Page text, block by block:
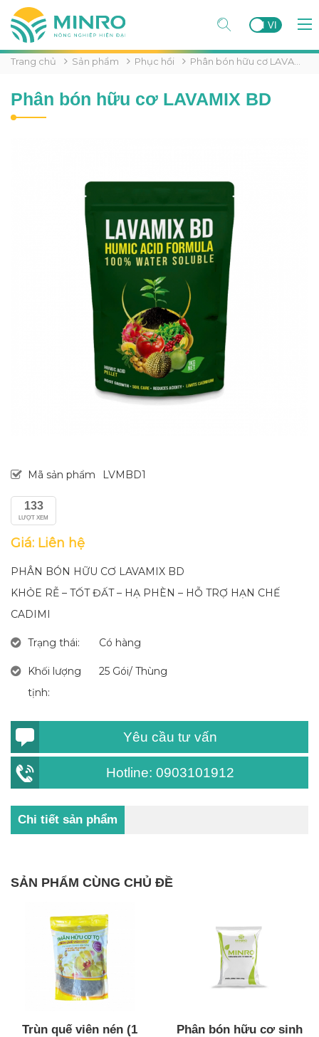
EN VI
Trang chủ Sản phẩm Phục hồi Phân bón hữu cơ LAVAMIX BD
Phân bón hữu cơ LAVAMIX BD
Mã sản phẩm LVMBD1
133
LƯỢT XEM
Giá: Liên hệ
PHÂN BÓN HỮU CƠ LAVAMIX BD
KHỎE RỄ – TỐT ĐẤT – HẠ PHÈN – HỖ TRỢ HẠN CHẾ
CADIMI
Trạng thái: Có hàng
Khối lượng
tịnh:
25 Gói/ Thùng
Yêu cầu tư vấn
Hotline: 0903101912
Chi tiết sản phẩm
SẢN PHẨM CÙNG CHỦ ĐỀ
Trùn quế viên nén (1
Phân bón hữu cơ sinh